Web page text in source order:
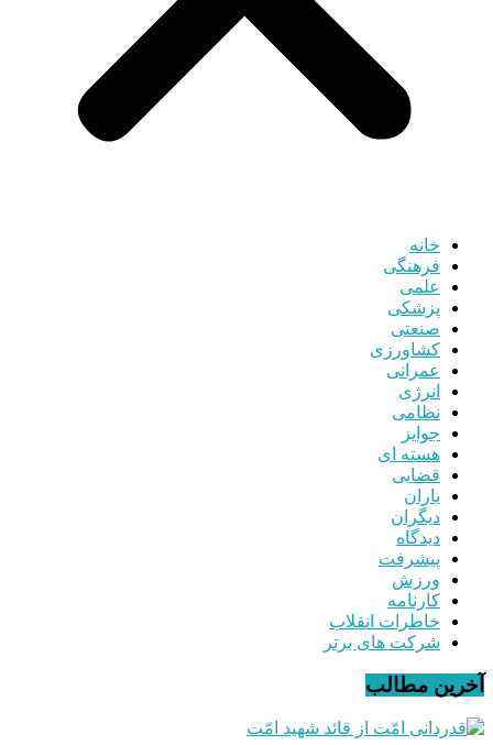
خانه
فرهنگی
علمی
پزشکی
صنعتی
کشاورزی
عمرانی
انرژی
نظامی
جوایز
هسته ای
قضایی
یاران
دیگران
دیدگاه
پیشرفت
ورزش
کارنامه
خاطرات انقلاب
شرکت های برتر
آخرین مطالب